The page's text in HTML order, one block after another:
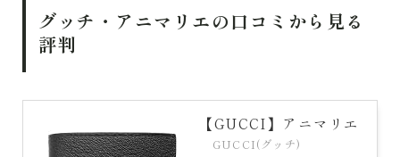
グッチ・アニマリエの口コミから見る
評判
【GUCCI】アニマリエ
GUCCI(グッチ)